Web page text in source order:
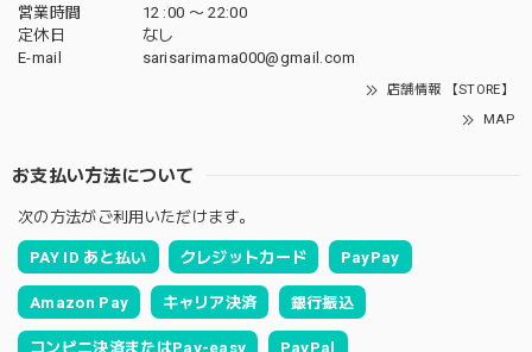
営業時間
12 :00 〜 22:00
定休日
なし
E-mail
sarisarimama000@gmail.com
店舗情報 【STORE】
MAP
お支払い方法について
次の方法がご利用いただけます。
PAY ID あと払い クレジットカード PayPay
Amazon Pay キャリア決済 銀行振込
コンビニ決済またはPay-easy PayPal